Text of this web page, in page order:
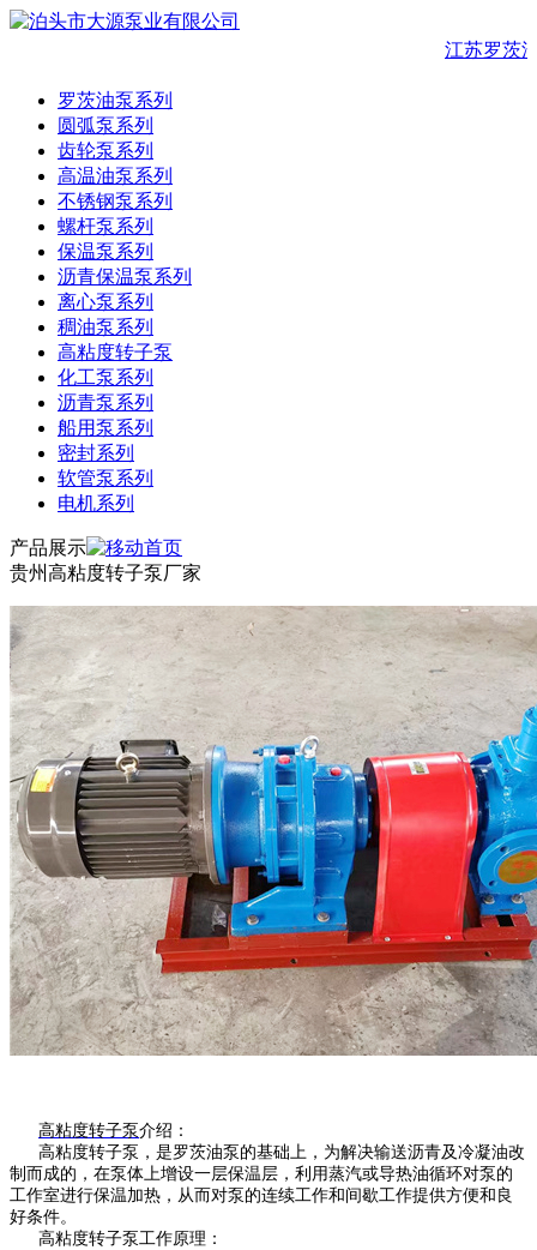
江苏罗茨
罗茨油泵系列
圆弧泵系列
齿轮泵系列
高温油泵系列
不锈钢泵系列
螺杆泵系列
保温泵系列
沥青保温泵系列
离心泵系列
稠油泵系列
高粘度转子泵
化工泵系列
沥青泵系列
船用泵系列
密封系列
软管泵系列
电机系列
产品展示
贵州高粘度转子泵厂家
高粘度转子泵介绍：
高粘度转子泵，是罗茨油泵的基础上，为解决输送沥青及冷凝油改
制而成的，在泵体上增设一层保温层，利用蒸汽或导热油循环对泵的
工作室进行保温加热，从而对泵的连续工作和间歇工作提供方便和良
好条件。
高粘度转子泵工作原理：